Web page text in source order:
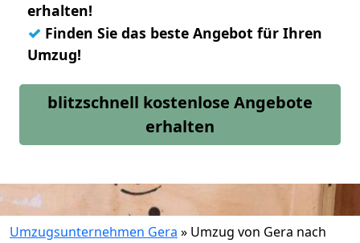
erhalten!
✓ Finden Sie das beste Angebot für Ihren
Umzug!
blitzschnell kostenlose Angebote
erhalten
Umzugsunternehmen Gera » Umzug von Gera nach